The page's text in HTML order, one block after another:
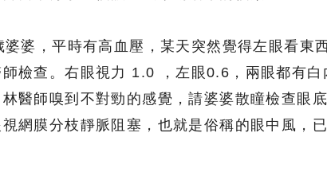
婆婆，平時有高血壓，某天突然覺得左眼看東
師檢查。右眼視力 1.0 ，左眼0.6，兩眼都有白
醫師嗅到不對勁的感覺，請婆婆散瞳檢查眼
網膜分枝靜脈阻塞，也就是俗稱的眼中風，